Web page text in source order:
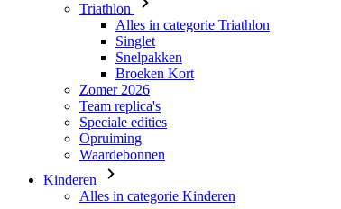
Triathlon
Alles in categorie Triathlon
Singlet
Snelpakken
Broeken Kort
Zomer 2026
Team replica's
Speciale edities
Opruiming
Waardebonnen
Kinderen
Alles in categorie Kinderen